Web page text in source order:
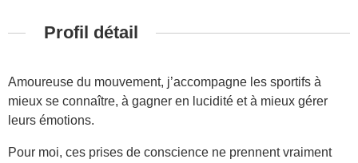
Profil détail
Amoureuse du mouvement, j’accompagne les sportifs à
mieux se connaître, à gagner en lucidité et à mieux gérer
leurs émotions.
Pour moi, ces prises de conscience ne prennent vraiment